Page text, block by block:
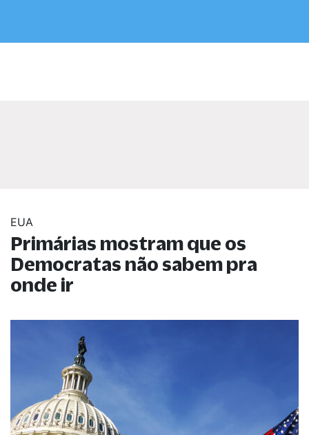
EUA
Primárias mostram que os
Democratas não sabem pra
onde ir